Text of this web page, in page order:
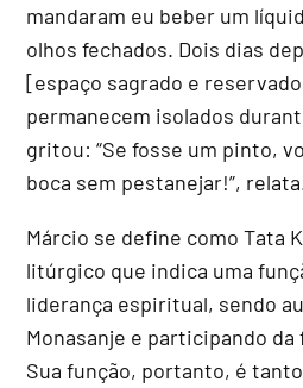
mandaram eu beber um
olhos fechados. Dois dias
[espaço sagrado e
permanecem isolados
gritou: “Se fosse um pinto,
boca sem pestanejar!”,
Márcio se define como Tata
litúrgico que indica uma
liderança espiritual, sendo
Monasanje e participando
Sua função, portanto, é